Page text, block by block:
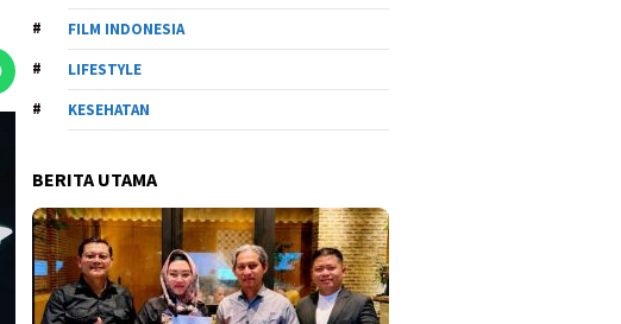
FILM INDONESIA
LIFESTYLE
KESEHATAN
BERITA UTAMA